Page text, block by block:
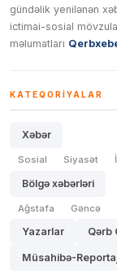
gündəlik yenilənən
ictimai-sosial
məlumatları
KATEQORIYALAR
Xəbər
Sosial Siyasət
Bölgə xəbərləri
Ağstafa Gəncə
Yazarlar Qərb
Müsahibə-